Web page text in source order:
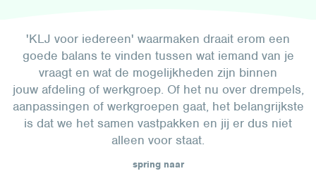
'KLJ voor iedereen' waarmaken draait erom een
goede balans te vinden tussen wat iemand van je
vraagt en wat de mogelijkheden zijn binnen
jouw afdeling of werkgroep. Of het nu over drempels,
aanpassingen of werkgroepen gaat, het belangrijkste
is dat we het samen vastpakken en jij er dus niet
alleen voor staat.
spring naar